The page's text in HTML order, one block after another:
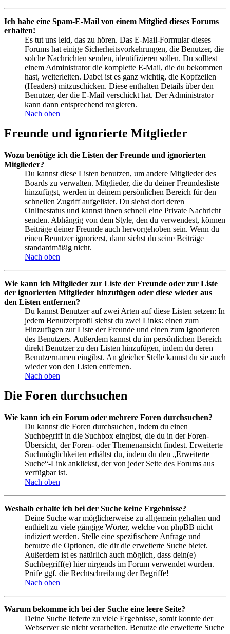
Ich habe eine Spam-E-Mail von einem Mitglied dieses Forums
erhalten!
Es tut uns leid, das zu hören. Das E-Mail-Formular dieses
Forums hat einige Sicherheitsvorkehrungen, die Benutzer, die
solche Nachrichten senden, identifizieren sollen. Du solltest
einem Administrator die komplette E-Mail, die du bekommen
hast, weiterleiten. Dabei ist es ganz wichtig, die Kopfzeilen
(Headers) mitzuschicken. Diese enthalten Details über den
Benutzer, der die E-Mail verschickt hat. Der Administrator
kann dann entsprechend reagieren.
Nach oben
Freunde und ignorierte Mitglieder
Wozu benötige ich die Listen der Freunde und ignorierten
Mitglieder?
Du kannst diese Listen benutzen, um andere Mitglieder des
Boards zu verwalten. Mitglieder, die du deiner Freundesliste
hinzufügst, werden in deinem persönlichen Bereich für den
schnellen Zugriff aufgelistet. Du siehst dort deren
Onlinestatus und kannst ihnen schnell eine Private Nachricht
senden. Abhängig von dem Style, den du verwendest, können
Beiträge deiner Freunde auch hervorgehoben sein. Wenn du
einen Benutzer ignorierst, dann siehst du seine Beiträge
standardmäßig nicht.
Nach oben
Wie kann ich Mitglieder zur Liste der Freunde oder zur Liste
der ignorierten Mitglieder hinzufügen oder diese wieder aus
den Listen entfernen?
Du kannst Benutzer auf zwei Arten auf diese Listen setzen: In
jedem Benutzerprofil siehst du zwei Links: einen zum
Hinzufügen zur Liste der Freunde und einen zum Ignorieren
des Benutzers. Außerdem kannst du im persönlichen Bereich
direkt Benutzer zu den Listen hinzufügen, indem du deren
Benutzernamen eingibst. An gleicher Stelle kannst du sie auch
wieder von den Listen entfernen.
Nach oben
Die Foren durchsuchen
Wie kann ich ein Forum oder mehrere Foren durchsuchen?
Du kannst die Foren durchsuchen, indem du einen
Suchbegriff in die Suchbox eingibst, die du in der Foren-
Übersicht, der Foren- oder Themenansicht findest. Erweiterte
Suchmöglichkeiten erhältst du, indem du den „Erweiterte
Suche“-Link anklickst, der von jeder Seite des Forums aus
verfügbar ist.
Nach oben
Weshalb erhalte ich bei der Suche keine Ergebnisse?
Deine Suche war möglicherweise zu allgemein gehalten und
enthielt zu viele gängige Wörter, welche von phpBB nicht
indiziert werden. Stelle eine spezifischere Anfrage und
benutze die Optionen, die dir die erweiterte Suche bietet.
Außerdem ist es natürlich auch möglich, dass dein(e)
Suchbegriff(e) hier nirgends im Forum verwendet wurden.
Prüfe ggf. die Rechtschreibung der Begriffe!
Nach oben
Warum bekomme ich bei der Suche eine leere Seite?
Deine Suche lieferte zu viele Ergebnisse, somit konnte der
Webserver sie nicht verarbeiten. Benutze die erweiterte Suche